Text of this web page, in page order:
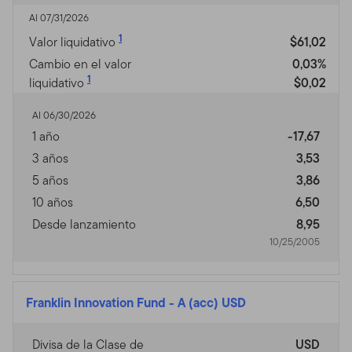
Al 07/31/2026
Valor liquidativo 1
$61,02
Cambio en el valor
liquidativo 1
0,03%
$0,02
Al 06/30/2026
1 año
-17,67
3 años
3,53
5 años
3,86
10 años
6,50
Desde lanzamiento
8,95
10/25/2005
Franklin Innovation Fund - A (acc) USD
Divisa de la Clase de
USD
Privacidad, Transmisión de
Información Personal,
Comunicaciones No
Solicitadas y Monitoreo de
Uso
Política de Privacidad.
Para inversores individuales de
nuestros Fondos, favor ver nuestra Política de
Privacidad para un sumario de la información personal
no pública que podemos acopiar y mantener de
Sitio puede implicar la trasmisión de información,